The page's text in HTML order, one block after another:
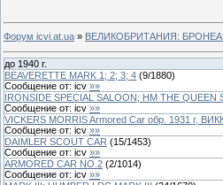
Форум icvi.at.ua » ВЕЛИКОБРИТАНИЯ:
до 1940 г.
BEAVERETTE MARK 1; 2; 3; 4 (9/1880)
Сообщение от: icv »»
IRONSIDE SPECIAL SALOON; HM THE QUEEN
Сообщение от: icv »»
VICKERS MORRIS Armored Car обр. 1931 г,
Сообщение от: icv »»
DAIMLER SCOUT CAR (15/1453)
Сообщение от: icv »»
ARMORED CAR NO.2 (2/1014)
Сообщение от: icv »»